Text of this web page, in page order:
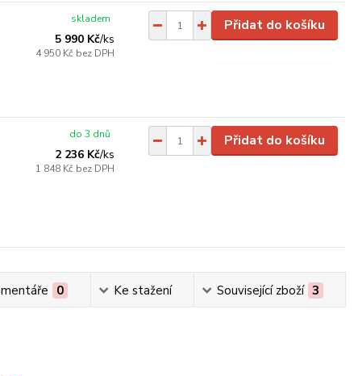
5 990 Kč/ks
4 950 Kč bez DPH
skladem Přidat do košíku
2 236 Kč/ks
1 848 Kč bez DPH
do 3 dnů Přidat do košíku
0 Ke stažení Související zboží 3